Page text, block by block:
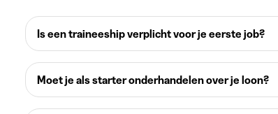
Is een traineeship verplicht voor je eerste job?
Moet je als starter onderhandelen over je loon?